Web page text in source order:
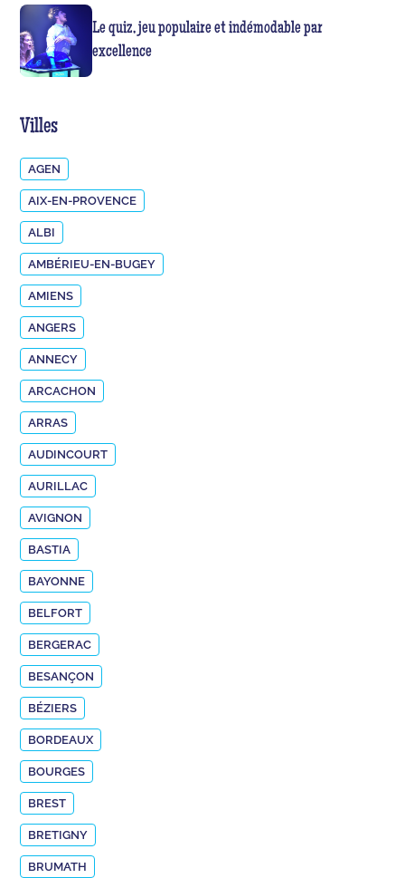
Le quiz, jeu populaire et indémodable par
excellence
Villes
AGEN
AIX-EN-PROVENCE
ALBI
AMBÉRIEU-EN-BUGEY
AMIENS
ANGERS
ANNECY
ARCACHON
ARRAS
AUDINCOURT
AURILLAC
AVIGNON
BASTIA
BAYONNE
BELFORT
BERGERAC
BESANÇON
BÉZIERS
BORDEAUX
BOURGES
BREST
BRETIGNY
BRUMATH